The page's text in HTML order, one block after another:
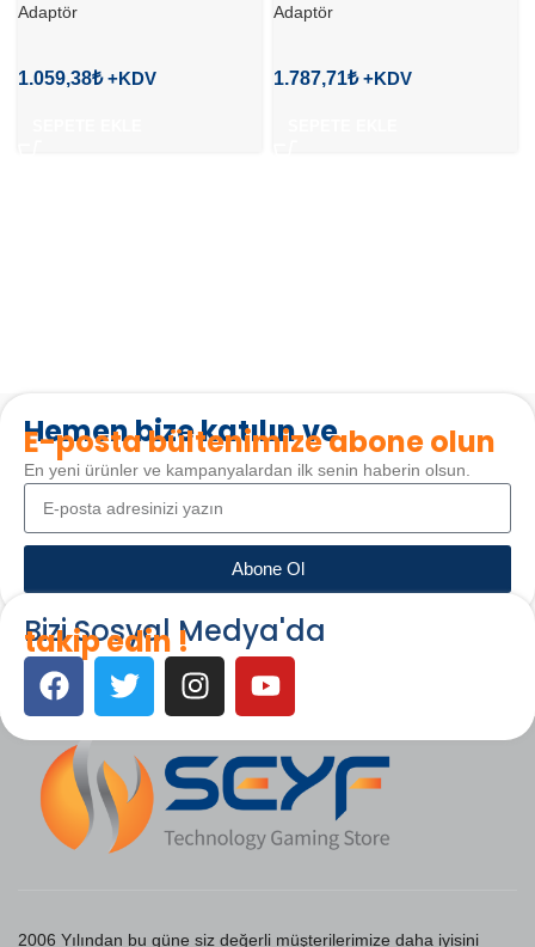
Adaptör
1.059,38₺
Adaptör
1.787,71₺
Hemen bize katılın ve
E-posta bültenimize abone olun
En yeni ürünler ve kampanyalardan ilk senin haberin olsun.
Abone Ol
Bizi Sosyal Medya'da
takip edin !
2006 Yılından bu güne siz değerli müşterilerimize daha iyisini